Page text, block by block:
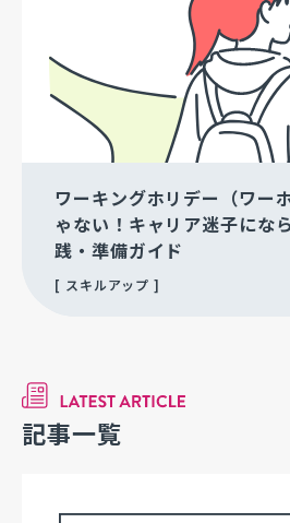
ワーキングホリデー（ワー
ゃない！キャリア迷子にな
践・準備ガイド
スキルアップ
記事一覧